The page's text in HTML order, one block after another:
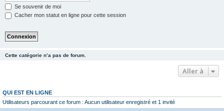
Se souvenir de moi
Cacher mon statut en ligne pour cette session
Cette catégorie n’a pas de forum.
Aller à
QUI EST EN LIGNE
Utilisateurs parcourant ce forum : Aucun utilisateur enregistré et 1 invité